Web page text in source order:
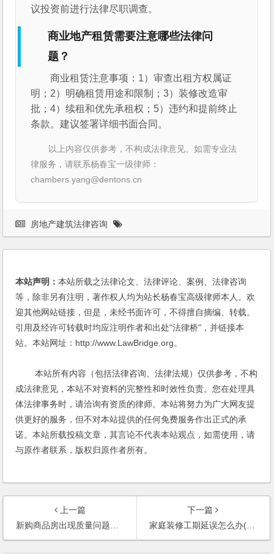
议投资前进行法律尽职调查。
商业地产租赁需要注意哪些法律问
题？
商业租赁注意事项：1）审查出租方权属证
明；2）明确租赁用途和限制；3）装修改造审
批；4）续租和优先承租权；5）违约和提前终止
条款。建议签署详细书面合同。
以上内容仅供参考，不构成法律意见。如需专业法
律服务，请联系杨春宝一级律师：
chambers.yang@dentons.cn
房地产建筑法律咨询
本站声明：本站所载之法律论文、法律评论、案例、法律咨询
等，除非另有注明，著作权人均为站长杨春宝高级律师本人。欢
迎其他网站链接，但是，未经书面许可，不得擅自摘编、转载。
引用及经许可转载时均应注明作者和出处"法律桥"，并链接本
站。本站网址：http://www.LawBridge.org。
本站所有内容（包括法律咨询、法律法规）仅供参考，不构
成法律意见，本站不对资料的完整性和时效性负责。您在处理具
体法律事务时，请洽询有资质的律师。本站将努力为广大网友提
供更好的服务，但不对本站提供的任何免费服务作出正式的承
诺。本站所载投稿文章，其言论不代表本站观点，如需使用，请
与原作者联系，版权归原作者所有。
上一篇
新购商品房出现质量问题如何索赔(2006)
下一篇
家庭装修工期延误怎么办(2006)